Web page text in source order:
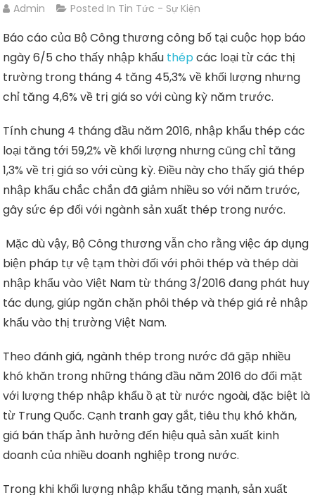
Admin Posted In Tin Tức - Sự Kiện
Báo cáo của Bộ Công thương công bố tại cuộc họp báo
ngày 6/5 cho thấy nhập khẩu thépcác loại từ các thị
trường trong tháng 4 tăng 45,3% về khối lượng nhưng
chỉ tăng 4,6% về trị giá so với cùng kỳ năm trước.
Tính chung 4 tháng đầu năm 2016, nhập khẩu thép các
loại tăng tới 59,2% về khối lượng nhưng cũng chỉ tăng
1,3% về trị giá so với cùng kỳ. Điều này cho thấy giá thép
nhập khẩu chắc chắn đã giảm nhiều so với năm trước,
gây sức ép đối với ngành sản xuất thép trong nước.
Mặc dù vậy, Bộ Công thương vẫn cho rằng việc áp dụng
biện pháp tự vệ tạm thời đối với phôi thép và thép dài
nhập khẩu vào Việt Nam từ tháng 3/2016 đang phát huy
tác dụng, giúp ngăn chặn phôi thép và thép giá rẻ nhập
khẩu vào thị trường Việt Nam.
Theo đánh giá, ngành thép trong nước đã gặp nhiều
khó khăn trong những tháng đầu năm 2016 do đối mặt
với lượng thép nhập khẩu ồ ạt từ nước ngoài, đặc biệt là
từ Trung Quốc. Cạnh tranh gay gắt, tiêu thụ khó khăn,
giá bán thấp ảnh hưởng đến hiệu quả sản xuất kinh
doanh của nhiều doanh nghiệp trong nước.
Trong khi khối lượng nhập khẩu tăng mạnh, sản xuất